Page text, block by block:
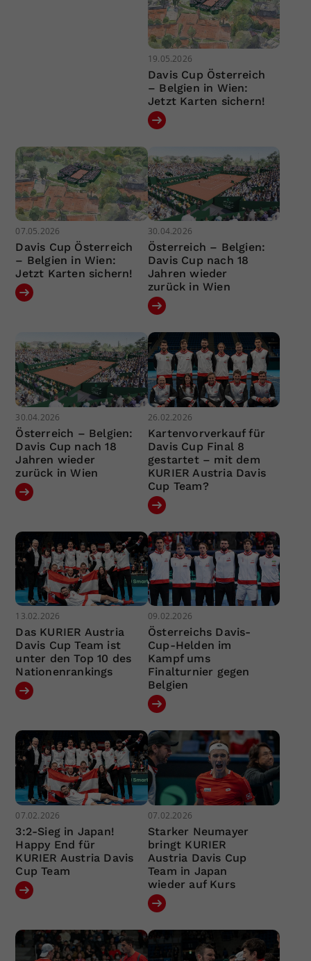
19.05.2026
Davis Cup Österreich
– Belgien in Wien:
Jetzt Karten sichern!
07.05.2026
Davis Cup Österreich
– Belgien in Wien:
Jetzt Karten sichern!
30.04.2026
Österreich – Belgien:
Davis Cup nach 18
Jahren wieder
zurück in Wien
30.04.2026
Österreich – Belgien:
Davis Cup nach 18
Jahren wieder
zurück in Wien
26.02.2026
Kartenvorverkauf für
Davis Cup Final 8
gestartet – mit dem
KURIER Austria Davis
Cup Team?
13.02.2026
Das KURIER Austria
Davis Cup Team ist
unter den Top 10 des
Nationenrankings
09.02.2026
Österreichs Davis-
Cup-Helden im
Kampf ums
Finalturnier gegen
Belgien
07.02.2026
3:2-Sieg in Japan!
Happy End für
KURIER Austria Davis
Cup Team
07.02.2026
Starker Neumayer
bringt KURIER
Austria Davis Cup
Team in Japan
wieder auf Kurs